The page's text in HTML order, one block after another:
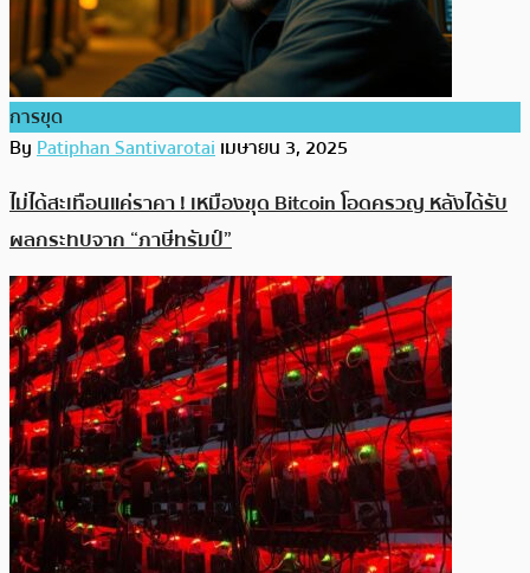
การขุด
ByPatiphan Santivarotaiเมษายน 3, 2025
ไม่ได้สะเทือนแค่ราคา ! เหมืองขุด Bitcoin โอดครวญ หลังได้รับ
ผลกระทบจาก “ภาษีทรัมป์”